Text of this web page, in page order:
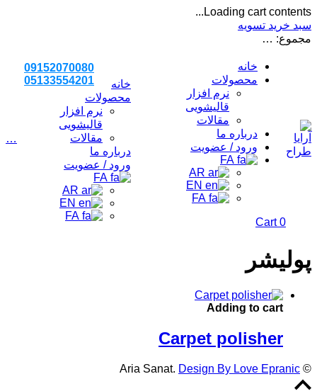
Loading cart contents...
سبد خرید تسویه
مجموع: …
خانه
محصولات
نرم افزار
قالیشویی
مقالات
درباره ما
ورود / عضویت
FA
AR
EN
FA
0
Cart
09152070080
05133554201
خانه
محصولات
نرم افزار
قالیشویی
مقالات
درباره ما
ورود / عضویت
FA
AR
EN
FA
…
پولیشر
Adding to cart
Carpet polisher
© Aria Sanat.
Design By Love Epranic